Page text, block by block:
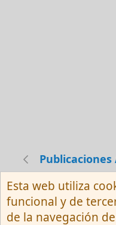
Publicaciones
Español (Neutro)
Contactarnos
Esta web utiliza
funcional y de
de la navegación